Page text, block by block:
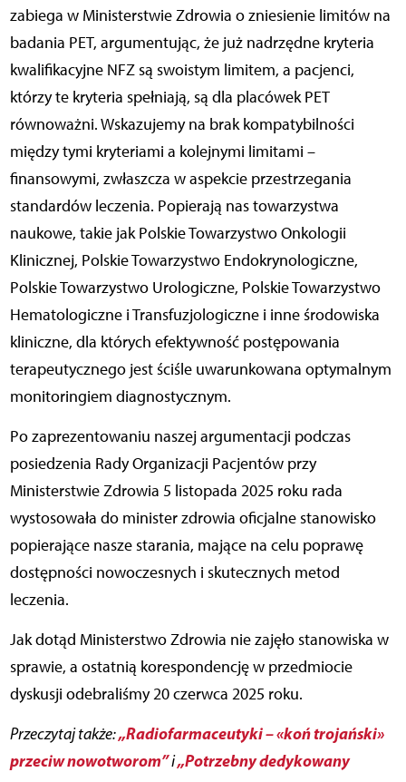
zabiega w Ministerstwie Zdrowia o zniesienie limitów na
badania PET, argumentując, że już nadrzędne kryteria
kwalifikacyjne NFZ są swoistym limitem, a pacjenci,
którzy te kryteria spełniają, są dla placówek PET
równoważni. Wskazujemy na brak kompatybilności
między tymi kryteriami a kolejnymi limitami –
finansowymi, zwłaszcza w aspekcie przestrzegania
standardów leczenia. Popierają nas towarzystwa
naukowe, takie jak Polskie Towarzystwo Onkologii
Klinicznej, Polskie Towarzystwo Endokrynologiczne,
Polskie Towarzystwo Urologiczne, Polskie Towarzystwo
Hematologiczne i Transfuzjologiczne i inne środowiska
kliniczne, dla których efektywność postępowania
terapeutycznego jest ściśle uwarunkowana optymalnym
monitoringiem diagnostycznym.
Po zaprezentowaniu naszej argumentacji podczas
posiedzenia Rady Organizacji Pacjentów przy
Ministerstwie Zdrowia 5 listopada 2025 roku rada
wystosowała do minister zdrowia oficjalne stanowisko
popierające nasze starania, mające na celu poprawę
dostępności nowoczesnych i skutecznych metod
leczenia.
Jak dotąd Ministerstwo Zdrowia nie zajęło stanowiska w
sprawie, a ostatnią korespondencję w przedmiocie
dyskusji odebraliśmy 20 czerwca 2025 roku.
Przeczytaj także:„Radiofarmaceutyki – «koń trojański»
przeciw nowotworom”i„Potrzebny dedykowany